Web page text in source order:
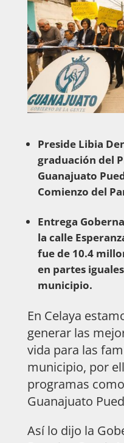
Preside Libia
graduación del
Guanajuato
Comienzo del
Entrega
la calle
fue de 10.4
en partes
municipio.
En Celaya
generar las
vida para las
municipio, por
programas
Guanajuato
Así lo dijo la